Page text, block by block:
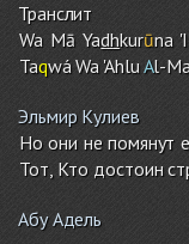
Транслит
Wa Mā Yadhkurūna
Taqwá Wa 'AhluAl-
Эльмир Кулиев
Но они не помянут
Тот, Кто достоин
Абу Адель